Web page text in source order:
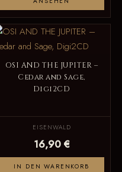
OSI AND THE JUPITER –
Cedar and Sage,
Digi2CD
EISENWALD
16,90 €
IN DEN WARENKORB